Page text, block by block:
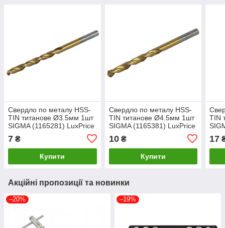
Свердло по металу HSS-
TIN титанове Ø3.5мм 1шт
SIGMA (1165281) LuxPrice
7 ₴
Купити
Свердло по металу HSS-
TIN титанове Ø4.5мм 1шт
SIGMA (1165381) LuxPrice
10₴
Купити
TIN
17
Акційні пропозиції та новинки
–20% –19%